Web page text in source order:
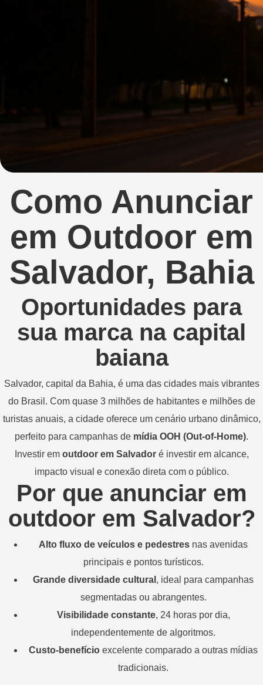
Como Anunciar
em Outdoor em
Salvador, Bahia
Oportunidades para
sua marca na capital
baiana
Salvador, capital da Bahia, é uma das cidades mais vibrantes
do Brasil. Com quase 3 milhões de habitantes e milhões de
turistas anuais, a cidade oferece um cenário urbano dinâmico,
perfeito para campanhas de mídia OOH (Out-of-Home).
Investir em outdoor em Salvador é investir em alcance,
impacto visual e conexão direta com o público.
Por que anunciar em
outdoor em Salvador?
Alto fluxo de veículos e pedestres nas avenidas
principais e pontos turísticos.
Grande diversidade cultural , ideal para campanhas
segmentadas ou abrangentes.
Visibilidade constante, 24 horas por dia,
independentemente de algoritmos.
Custo-benefício excelente comparado a outras mídias
tradicionais.